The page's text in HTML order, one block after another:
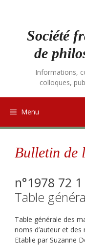
Société
de
Informations,
colloques,
Menu
Bulletin de
n°1978 72 1
Table
Table générale des
noms d’auteur et des
Etablie par Suzanne